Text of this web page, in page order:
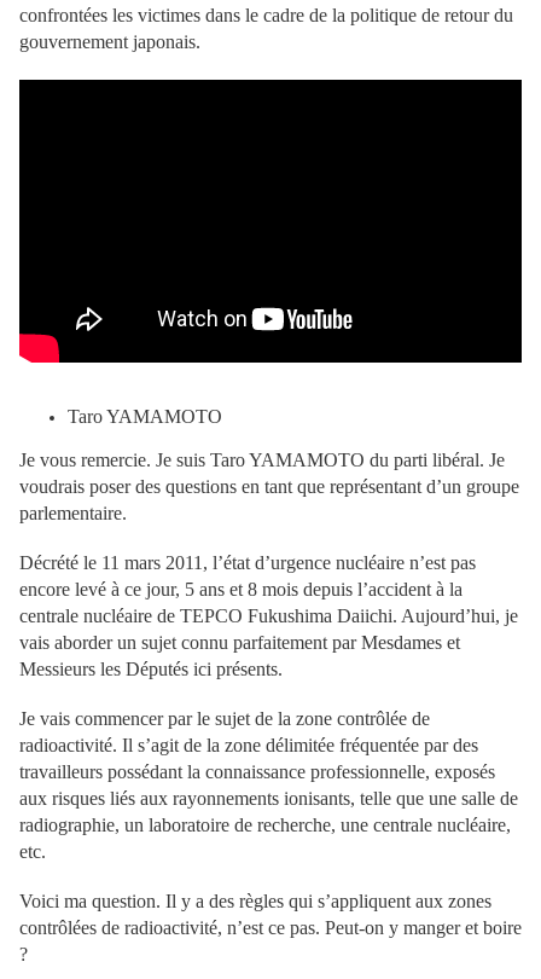
confrontées les victimes dans le cadre de la politique de retour du
gouvernement japonais.
Taro YAMAMOTO
Je vous remercie. Je suis Taro YAMAMOTO du parti libéral. Je
voudrais poser des questions en tant que représentant d’un groupe
parlementaire.
Décrété le 11 mars 2011, l’état d’urgence nucléaire n’est pas
encore levé à ce jour, 5 ans et 8 mois depuis l’accident à la
centrale nucléaire de TEPCO Fukushima Daiichi. Aujourd’hui, je
vais aborder un sujet connu parfaitement par Mesdames et
Messieurs les Députés ici présents.
Je vais commencer par le sujet de la zone contrôlée de
radioactivité. Il s’agit de la zone délimitée fréquentée par des
travailleurs possédant la connaissance professionnelle, exposés
aux risques liés aux rayonnements ionisants, telle que une salle de
radiographie, un laboratoire de recherche, une centrale nucléaire,
etc.
Voici ma question. Il y a des règles qui s’appliquent aux zones
contrôlées de radioactivité, n’est ce pas. Peut-on y manger et boire
?